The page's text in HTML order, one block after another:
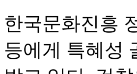
한국문화진흥
등에게 특혜성